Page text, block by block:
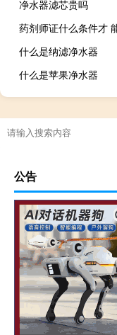
净水器滤芯贵吗
药剂师证什么条件才
什么是纳滤净水器
什么是苹果净水器
公告